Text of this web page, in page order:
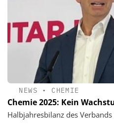
NEWS • CHEMIE
Chemie 2025: Kein
Halbjahresbilanz des